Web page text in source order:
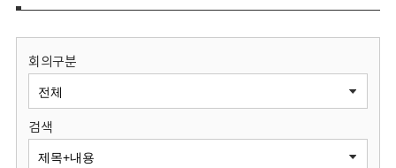
보
원
회의구분
검색